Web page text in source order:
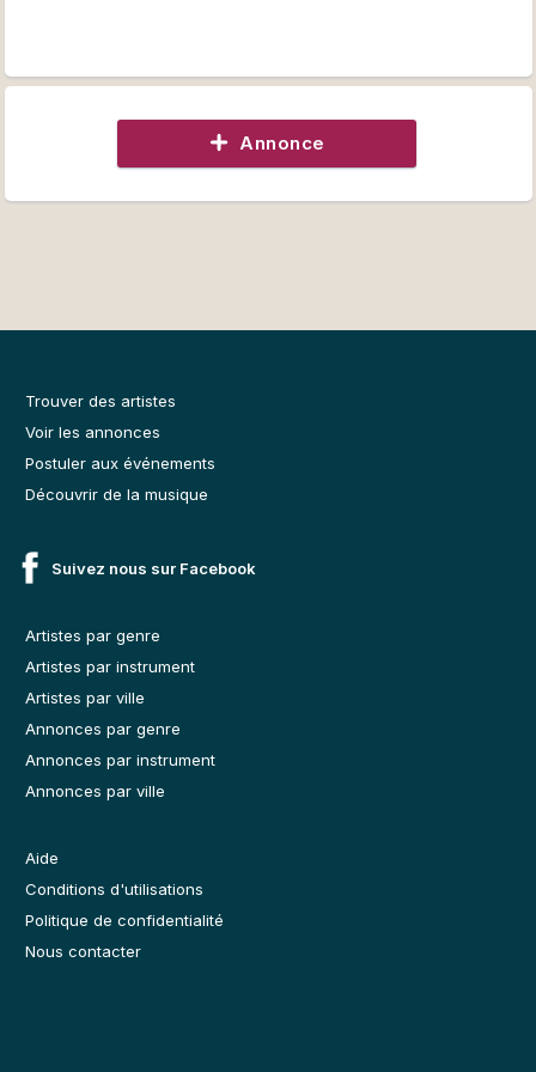
Annonce
Trouver des artistes
Voir les annonces
Postuler aux événements
Découvrir de la musique
Suivez nous sur Facebook
Artistes par genre
Artistes par instrument
Artistes par ville
Annonces par genre
Annonces par instrument
Annonces par ville
Aide
Conditions d'utilisations
Politique de confidentialité
Nous contacter